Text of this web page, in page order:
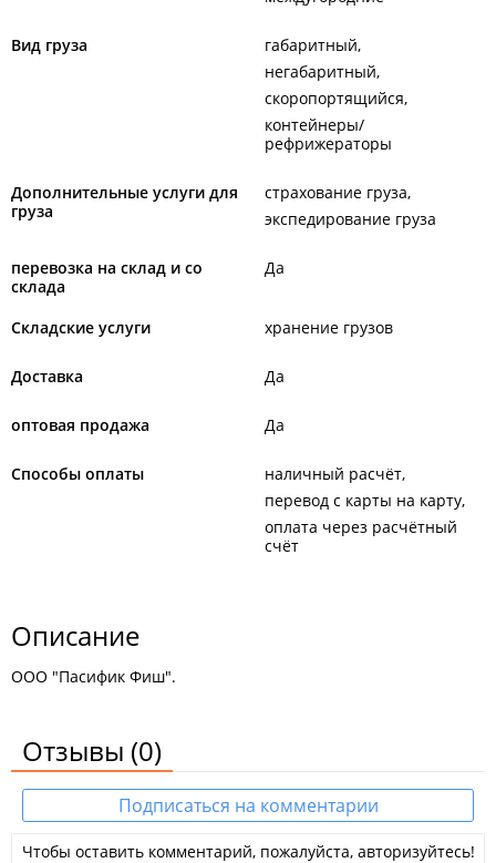
Вид груза
габаритный
негабаритный
скоропортящийся
контейнеры/
рефрижераторы
Дополнительные услуги для
груза
страхование груза
экспедирование груза
перевозка на склад и со
склада
Да
Складские услуги хранение грузов
Доставка Да
оптовая продажа Да
Способы оплаты
наличный расчёт
перевод с карты на карту
оплата через расчётный
счёт
Описание
ООО "Пасифик Фиш".
Отзывы (0)
Подписаться на комментарии
Чтобы оставить комментарий, пожалуйста, авторизуйтесь!